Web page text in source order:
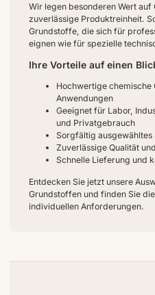
Wir legen besonderen Wert
zuverlässige Produktreinheit.
Grundstoffe, die sich für
eignen wie für spezielle
Ihre Vorteile auf einen
Hochwertige
Anwendungen
Geeignet für Labor,
und Privatgebrauch
Sorgfältig ausgewähltes
Zuverlässige Qualität
Schnelle Lieferung und
Entdecken Sie jetzt unsere
Grundstoffen und finden Sie
individuellen Anforderungen.